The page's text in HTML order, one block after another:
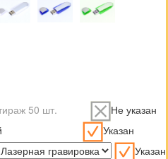
Не указан
Указан
Указан